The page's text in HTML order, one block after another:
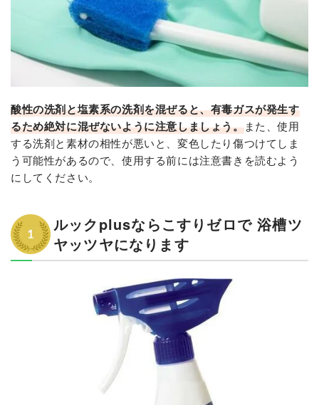
酸性の洗剤と塩素系の洗剤を混ぜると、有毒ガスが発生す
るため絶対に混ぜないように注意しましょう。また、使用
する洗剤と素材の相性が悪いと、変色したり傷つけてしま
う可能性があるので、使用する前には注意書きを読むよう
にしてください。
ルックplusならこすりゼロで 浴槽ツ
ヤッツヤになります